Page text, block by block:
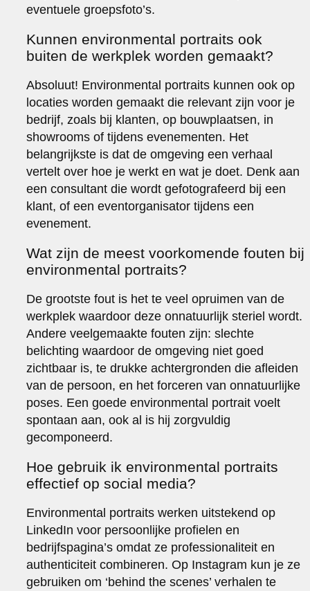
eventuele groepsfoto’s.
Kunnen environmental portraits ook
buiten de werkplek worden gemaakt?
Absoluut! Environmental portraits kunnen ook op
locaties worden gemaakt die relevant zijn voor je
bedrijf, zoals bij klanten, op bouwplaatsen, in
showrooms of tijdens evenementen. Het
belangrijkste is dat de omgeving een verhaal
vertelt over hoe je werkt en wat je doet. Denk aan
een consultant die wordt gefotografeerd bij een
klant, of een eventorganisator tijdens een
evenement.
Wat zijn de meest voorkomende fouten bij
environmental portraits?
De grootste fout is het te veel opruimen van de
werkplek waardoor deze onnatuurlijk steriel wordt.
Andere veelgemaakte fouten zijn: slechte
belichting waardoor de omgeving niet goed
zichtbaar is, te drukke achtergronden die afleiden
van de persoon, en het forceren van onnatuurlijke
poses. Een goede environmental portrait voelt
spontaan aan, ook al is hij zorgvuldig
gecomponeerd.
Hoe gebruik ik environmental portraits
effectief op social media?
Environmental portraits werken uitstekend op
LinkedIn voor persoonlijke profielen en
bedrijfspagina’s omdat ze professionaliteit en
authenticiteit combineren. Op Instagram kun je ze
gebruiken om ‘behind the scenes’ verhalen te